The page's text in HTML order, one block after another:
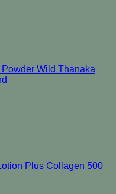
Wild Thanaka
Plus Collagen 500